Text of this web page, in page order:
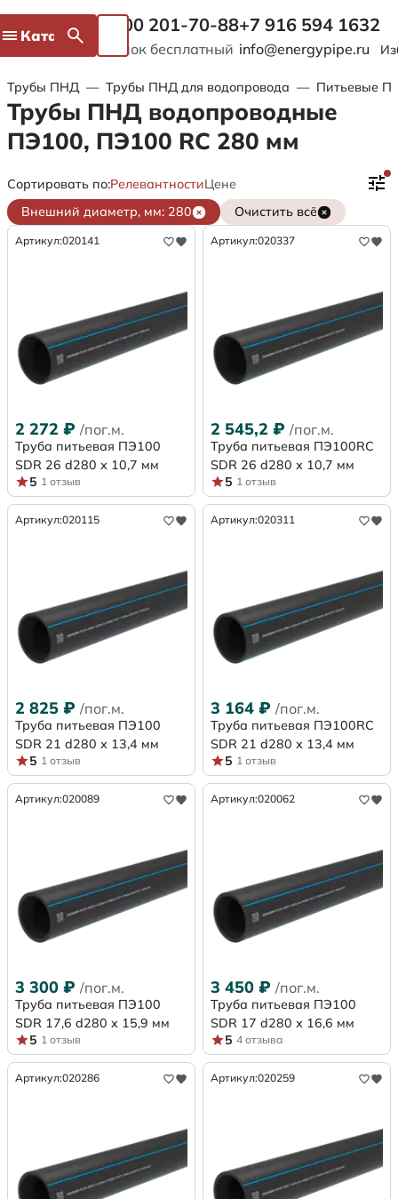
Каталог 8 800 201-70-88
Звонок бесплатный
+7 916 594 1632
info@energypipe.ru
Трубы ПНД — Трубы ПНД для водопровода — Питьевые
Трубы ПНД водопроводные
ПЭ100, ПЭ100 RC 280 мм
Сортировать по:РелевантностиЦене
Внешний диаметр, мм: 280
Очистить всё
Артикул:020141
2 272 ₽ /пог.м.
Труба питьевая ПЭ100
SDR 26 d280 х 10,7 мм
5 1 отзыв
Артикул:020337
2 545,2 ₽ /пог.м.
Труба питьевая ПЭ100RC
SDR 26 d280 х 10,7 мм
5 1 отзыв
Артикул:020115
2 825 ₽ /пог.м.
Труба питьевая ПЭ100
SDR 21 d280 х 13,4 мм
5 1 отзыв
Артикул:020311
3 164 ₽ /пог.м.
Труба питьевая ПЭ100RC
SDR 21 d280 х 13,4 мм
5 1 отзыв
Артикул:020089
3 300 ₽ /пог.м.
Труба питьевая ПЭ100
SDR 17,6 d280 х 15,9 мм
5 1 отзыв
Артикул:020062
3 450 ₽ /пог.м.
Труба питьевая ПЭ100
SDR 17 d280 х 16,6 мм
5 4 отзыва
Артикул:020286 Артикул:020259